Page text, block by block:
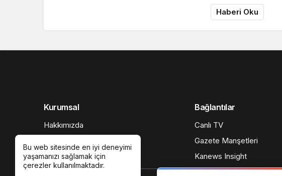
Haberi Oku
Bu web sitesinde en iyi deneyimi
yaşamanızı sağlamak için
çerezler kullanılmaktadır.
Kurumsal
Hakkımızda
Gizlilik politikası
Bağlantılar
Canlı TV
Gazete Manşetleri
Kanews Insight